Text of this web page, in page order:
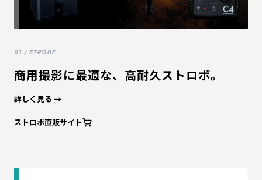
01 / STROBE
商用撮影に最適な、高耐久ストロボ。
詳しく見る →
ストロボ直販サイト